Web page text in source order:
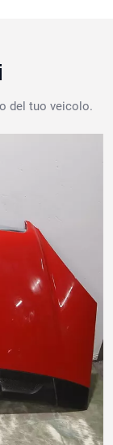
del tuo veicolo.